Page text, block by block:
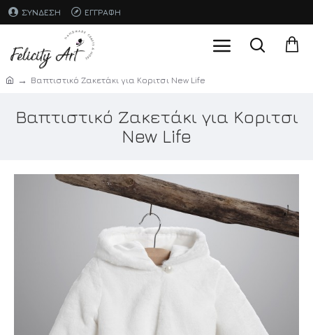
ΣΎΝΔΕΣΗ ΕΓΓΡΑΦΉ
Βαπτιστικό Ζακετάκι για Κοριτσι New Life
Βαπτιστικό Ζακετάκι για Κοριτσι
New Life